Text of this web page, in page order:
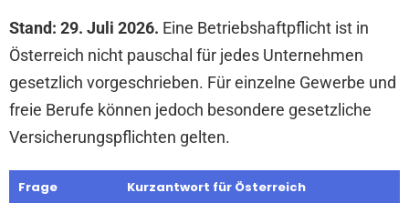
Stand: 29. Juli 2026. Eine Betriebshaftpflicht ist in
Österreich nicht pauschal für jedes Unternehmen
gesetzlich vorgeschrieben. Für einzelne Gewerbe und
freie Berufe können jedoch besondere gesetzliche
Versicherungspflichten gelten.
Frage Kurzantwort für Österreich